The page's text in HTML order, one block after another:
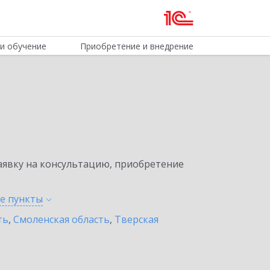
обучение Приобретение и внедрение
на консультацию, приобретение
пункты
, Смоленская область, Тверская